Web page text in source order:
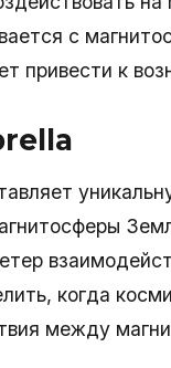
с
привести к
когда
между